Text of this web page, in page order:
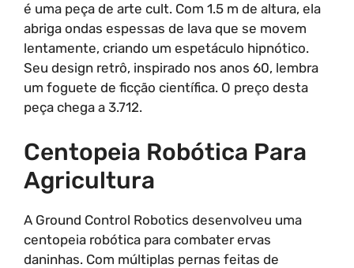
é uma peça de arte cult. Com 1.5 m de altura, ela
abriga ondas espessas de lava que se movem
lentamente, criando um espetáculo hipnótico.
Seu design retrô, inspirado nos anos 60, lembra
um foguete de ficção científica. O preço desta
peça chega a 3.712.
Centopeia Robótica Para
Agricultura
A Ground Control Robotics desenvolveu uma
centopeia robótica para combater ervas
daninhas. Com múltiplas pernas feitas de